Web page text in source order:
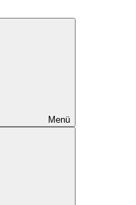
Menü